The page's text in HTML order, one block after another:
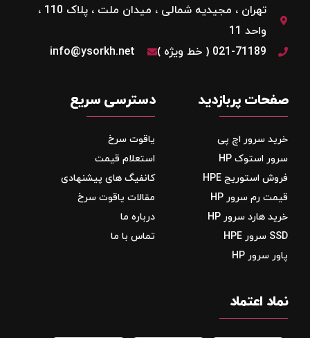
تهران ، مجیدیه شمالی ، میدان ملت ، پلاک 110 ،
واحد 11
021-71189 ( خط ویژه )
info@ysorkh.net
صفحات پربازدید
خرید سرور اچ پی
سرور استوک HP
فروش استوریج‌ HPE
قیمت رم سرور HP
خرید هارد سرور HP
SSD سرور HPE
پاور سرور HP
دسترسی سریع
یاقوت سرخ
استعلام قیمت
کانفیگ های پیشنهادی
مقالات یاقوت سرخ
درباره ما
تماس با ما
نماد اعتماد